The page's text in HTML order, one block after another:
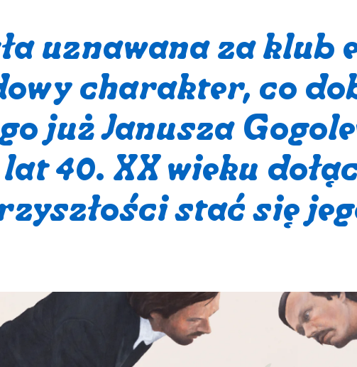
uznawana za klub
charakter, co
już Janusza
40. XX wieku
stać się